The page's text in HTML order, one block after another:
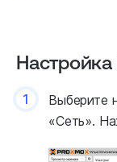
Настройка
1
Выберите
«Сеть».